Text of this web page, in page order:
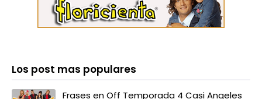
Los post mas populares
Frases en Off Temporada 4 Casi Angeles